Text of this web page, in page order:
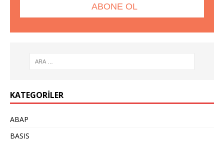
KATEGORILER
ABAP
BASIS